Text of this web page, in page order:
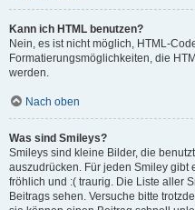
Kann ich HTML benutzen?
Nein, es ist nicht möglich, HTML-
Formatierungsmöglichkeiten, die
werden.
Nach oben
Was sind Smileys?
Smileys sind kleine Bilder, die
auszudrücken. Für jeden Smiley gibt
fröhlich und :( traurig. Die Liste aller
Beitrags sehen. Versuche bitte